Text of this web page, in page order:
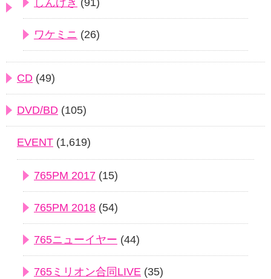
しんげき (91)
ワケミニ (26)
CD (49)
DVD/BD (105)
EVENT (1,619)
765PM 2017 (15)
765PM 2018 (54)
765ニューイヤー (44)
765ミリオン合同LIVE (35)